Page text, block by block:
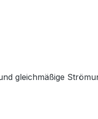
gleichmäßige